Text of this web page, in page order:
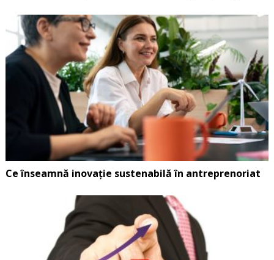
Ce înseamnă inovație sustenabilă în antreprenoriat